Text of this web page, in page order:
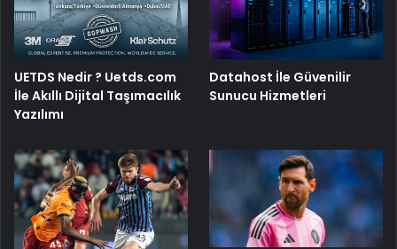
UETDS Nedir ? Uetds.com
İle Akıllı Dijital Taşımacılık
Yazılımı
Datahost İle Güvenilir
Sunucu Hizmetleri